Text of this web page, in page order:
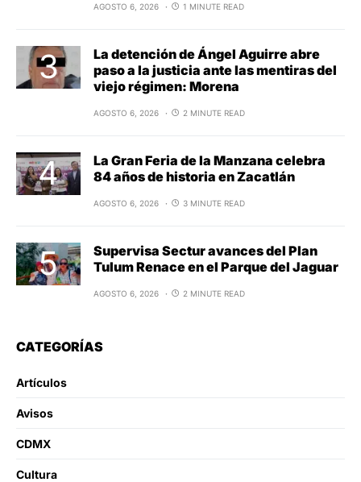
AGOSTO 6, 2026 1 MINUTE READ
La detención de Ángel Aguirre abre
paso a la justicia ante las mentiras del
viejo régimen: Morena
AGOSTO 6, 2026 2 MINUTE READ
La Gran Feria de la Manzana celebra
84 años de historia en Zacatlán
AGOSTO 6, 2026 3 MINUTE READ
Supervisa Sectur avances del Plan
Tulum Renace en el Parque del Jaguar
AGOSTO 6, 2026 2 MINUTE READ
CATEGORÍAS
Artículos
Avisos
CDMX
Cultura